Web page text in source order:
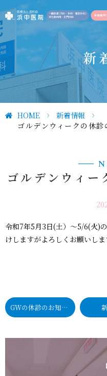
新
HOME > 新着情報
>
ゴルデンウィークの休診
ゴルデンウィー
令和7年5月3日(土）～5/6(火)
けしますがよろしくお願いしま
GWの休診のお知らせ